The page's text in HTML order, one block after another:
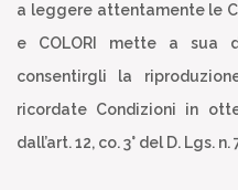
a leggere attentamente le
e COLORI mette a sua
consentirgli la
ricordate Condizioni in
dall’art. 12, co. 3° del D. Lgs.